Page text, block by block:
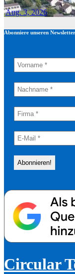
Aug. 3, 2026
Abonniere unseren Newsletter
Circular